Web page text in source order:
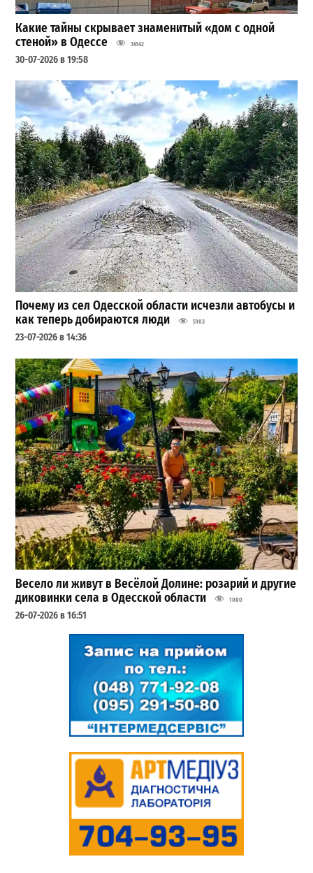
Какие тайны скрывает знаменитый «дом с одной
стеной» в Одессе
34142
30-07-2026 в 19:58
Почему из сел Одесской области исчезли автобусы и
как теперь добираются люди
5103
23-07-2026 в 14:36
Весело ли живут в Весёлой Долине: розарий и другие
диковинки села в Одесской области
1000
26-07-2026 в 16:51